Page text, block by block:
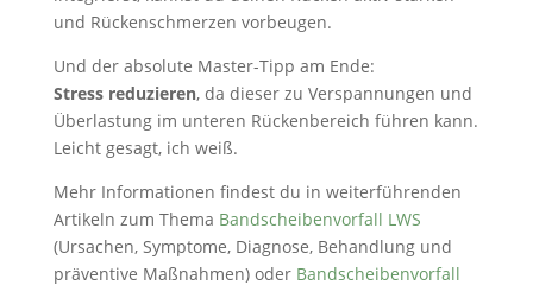
und Rückenschmerzen vorbeugen.
Und der absolute Master-Tipp am Ende:
Stress reduzieren, da dieser zu Verspannungen und
Überlastung im unteren Rückenbereich führen kann.
Leicht gesagt, ich weiß.
Mehr Informationen findest du in weiterführenden
Artikeln zum Thema Bandscheibenvorfall LWS
(Ursachen, Symptome, Diagnose, Behandlung und
präventive Maßnahmen) oder Bandscheibenvorfall